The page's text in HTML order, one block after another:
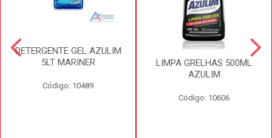
DETERGENTE GEL AZULIM
5LT MARINER
Código: 10489
LIMPA GRELHAS 500ML
AZULIM
Código: 10606